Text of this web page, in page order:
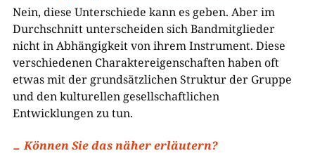
Nein, diese Unterschiede kann es geben. Aber im
Durchschnitt unterscheiden sich Bandmitglieder
nicht in Abhängigkeit von ihrem Instrument. Diese
verschiedenen Charaktereigenschaften haben oft
etwas mit der grundsätzlichen Struktur der Gruppe
und den kulturellen gesellschaftlichen
Entwicklungen zu tun.
Können Sie das näher erläutern?